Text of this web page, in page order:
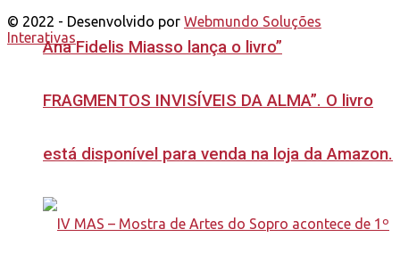
Ana Fidelis Miasso lança o livro”
FRAGMENTOS INVISÍVEIS DA ALMA”. O livro
está disponível para venda na loja da Amazon.
© 2022 - Desenvolvido por Webmundo Soluções
Interativas